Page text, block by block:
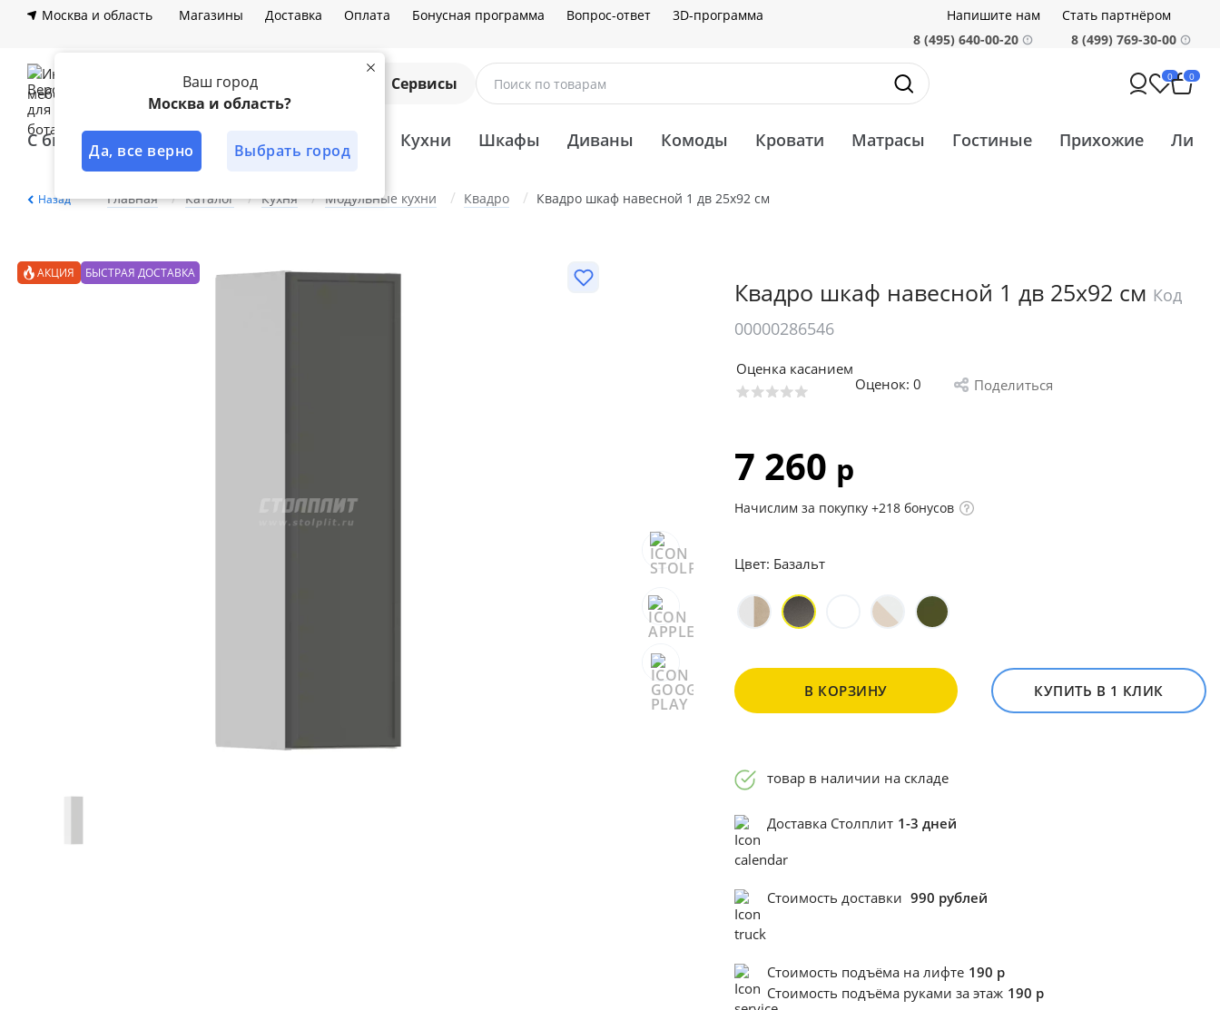
Ваш город
Москва и область?
Да, все верно Выбрать город
Москва и область Магазины Доставка Оплата Бонусная программа Вопрос-ответ 3D-программа Напишите нам
Стать партнёром
8 (495) 640-00-20
8 (499) 769-30-00
Сервисы Поиск по товарам 0 0
С быстрой доставкой Лучшее решение Кухни Шкафы Диваны Комоды Кровати Матрасы Гостиные Прихожие
Назад Главная Каталог Кухня Модульные кухни Квадро Квадро шкаф навесной 1 дв 25х92 см
АКЦИЯ БЫСТРАЯ ДОСТАВКА
Квадро шкаф навесной 1 дв 25х92 см Код
00000286546
Оценка касанием
Оценок: 0 Поделиться
7 260 р
Начислим за покупку +218 бонусов
Цвет: Базальт
В КОРЗИНУ КУПИТЬ В 1 КЛИК
товар в наличии на складе
Доставка Столплит 1-3 дней
Стоимость доставки 990 рублей
Стоимость подъёма на лифте 190 р
Стоимость подъёма руками за этаж 190 р